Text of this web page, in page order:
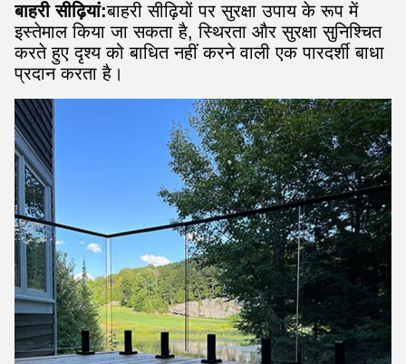
बाहरी सीढ़ियां:बाहरी सीढ़ियों पर सुरक्षा उपाय के रूप में
इस्तेमाल किया जा सकता है, स्थिरता और सुरक्षा सुनिश्चित
करते हुए दृश्य को बाधित नहीं करने वाली एक पारदर्शी बाधा
प्रदान करता है।